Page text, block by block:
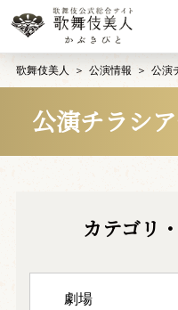
歌舞伎美人 公演情報 公演
公演チラシ
カテゴリ